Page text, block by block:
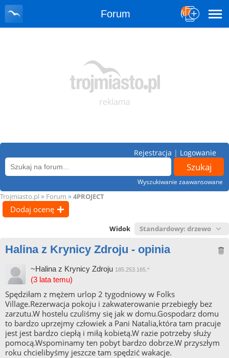
Forum
Wyszukiwanie zaawansowane
Rejestracja | Logowanie
Trojmiasto.pl » Forum » 4PROJECT
Dodaj ocenę
Widok
Halina z Krynicy Zdroju - opinia
~Halina z Krynicy Zdroju 185.253.165.*
(3 lata temu)
Spędziłam z mężem urlop 2 tygodniowy w Folks
Village.Rezerwacja pokoju i zakwaterowanie przebiegły bez
zarzutu.W hostelu czuliśmy się jak w domu.Gospodarz domu
to bardzo uprzejmy człowiek a Pani Natalia,która tam pracuje
jest jest bardzo ciepłą i miłą kobietą.W razie potrzeby służy
pomocą.Wspominamy ten pobyt bardzo dobrze.W przyszłym
roku chcielibyśmy jeszcze tam spędzić wakacje.